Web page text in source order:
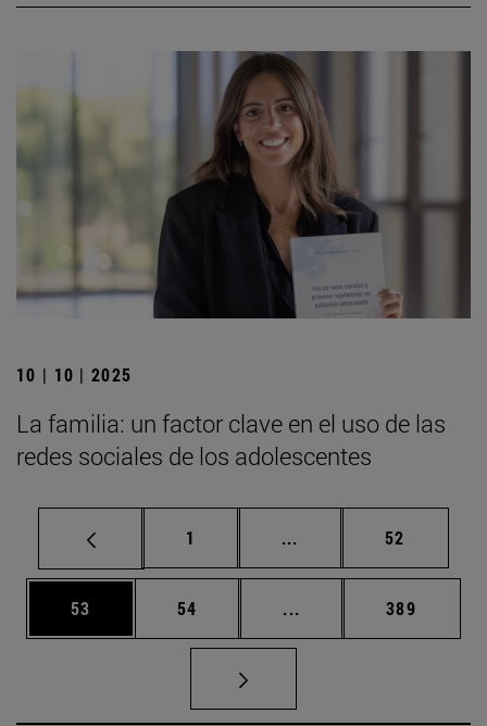
10 | 10 | 2025
La familia: un factor clave en el uso de las
redes sociales de los adolescentes
Página
1 ... Páginas intermedias
Página
52
Página
53 Página
54 ... Páginas intermedias
Página
389